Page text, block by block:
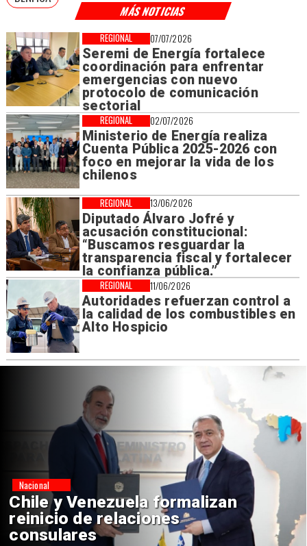
MÁS NOTICIAS
07/07/2026
Seremi de Energía fortalece
coordinación para enfrentar
emergencias con nuevo
protocolo de comunicación
sectorial
REGIONAL
02/07/2026
Ministerio de Energía realiza
Cuenta Pública 2025-2026 con
foco en mejorar la vida de los
chilenos
REGIONAL
13/06/2026
Diputado Álvaro Jofré y
acusación constitucional:
“Buscamos resguardar la
transparencia fiscal y fortalecer
la confianza pública.”
REGIONAL
11/06/2026
Autoridades refuerzan control a
la calidad de los combustibles en
Alto Hospicio
REGIONAL
Chile y Venezuela formalizan
reinicio de relaciones
consulares
Nacional